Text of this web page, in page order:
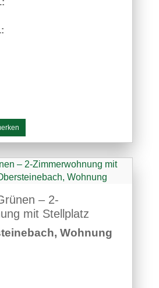
– 2-
mit Stellplatz
Wohnung